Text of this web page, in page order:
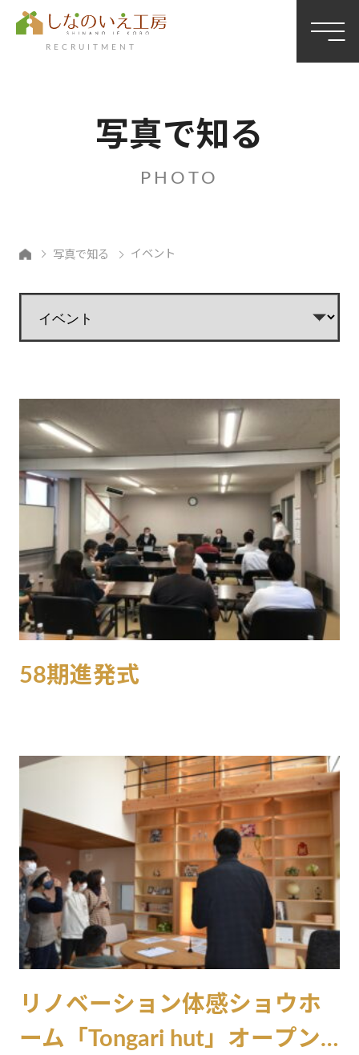
RECRUITMENT
広
太
佐
野
昭
臣
写真で知る
PHOTO
写真で知る イベント
58期進発式
リノベーション体感ショウホ
ーム「Tongari hut」オープン